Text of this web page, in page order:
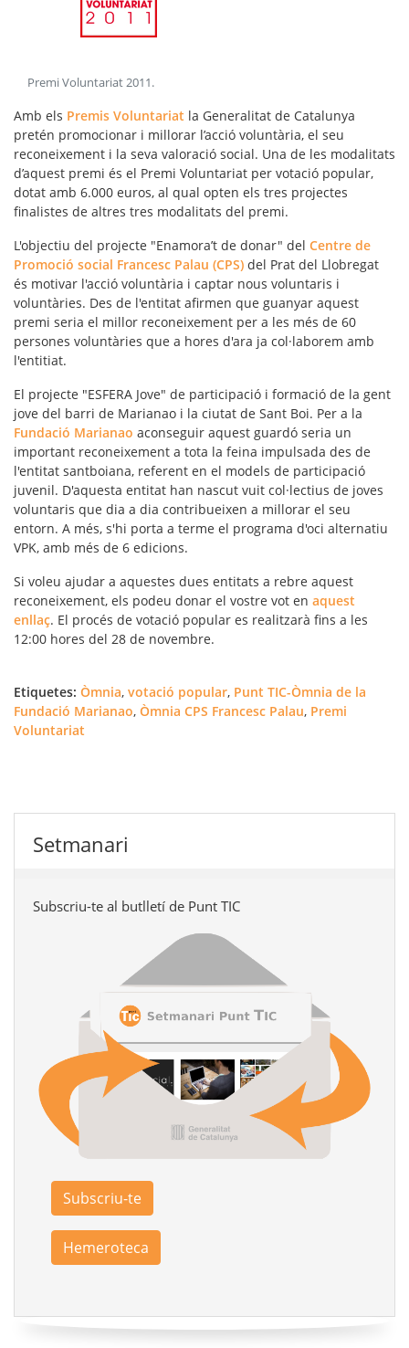
Premi Voluntariat 2011.
Amb els Premis Voluntariat la Generalitat de Catalunya
pretén promocionar i millorar l’acció voluntària, el seu
reconeixement i la seva valoració social. Una de les modalitats
d’aquest premi és el Premi Voluntariat per votació popular,
dotat amb 6.000 euros, al qual opten els tres projectes
finalistes de altres tres modalitats del premi.
L'objectiu del projecte "Enamora’t de donar" del Centre de
Promoció social Francesc Palau (CPS) del Prat del Llobregat
és motivar l'acció voluntària i captar nous voluntaris i
voluntàries. Des de l'entitat afirmen que guanyar aquest
premi seria el millor reconeixement per a les més de 60
persones voluntàries que a hores d'ara ja col·laborem amb
l'entitiat.
El projecte "ESFERA Jove" de participació i formació de la gent
jove del barri de Marianao i la ciutat de Sant Boi. Per a la
Fundació Marianao aconseguir aquest guardó seria un
important reconeixement a tota la feina impulsada des de
l'entitat santboiana, referent en el models de participació
juvenil. D'aquesta entitat han nascut vuit col·lectius de joves
voluntaris que dia a dia contribueixen a millorar el seu
entorn. A més, s'hi porta a terme el programa d'oci alternatiu
VPK, amb més de 6 edicions.
Si voleu ajudar a aquestes dues entitats a rebre aquest
reconeixement, els podeu donar el vostre vot en aquest
enllaç. El procés de votació popular es realitzarà fins a les
12:00 hores del 28 de novembre.
Etiquetes: Òmnia, votació popular, Punt TIC-Òmnia de la
Fundació Marianao, Òmnia CPS Francesc Palau, Premi
Voluntariat
Setmanari
Subscriu-te al butlletí de Punt TIC
Subscriu-te
Hemeroteca